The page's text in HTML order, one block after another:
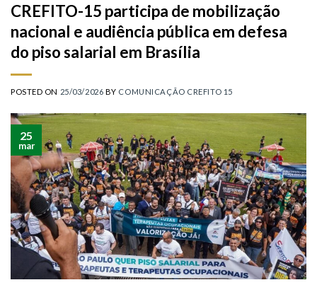
CREFITO-15 participa de mobilização
nacional e audiência pública em defesa
do piso salarial em Brasília
POSTED ON 25/03/2026 BY COMUNICAÇÃO CREFITO 15
25
mar